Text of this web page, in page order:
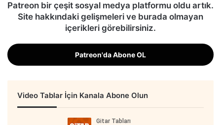
Patreon bir çeşit sosyal medya platformu oldu artık.
Site hakkındaki gelişmeleri ve burada olmayan
içerikleri görebilirsiniz.
Patreon'da Abone OL
Video Tablar İçin Kanala Abone Olun